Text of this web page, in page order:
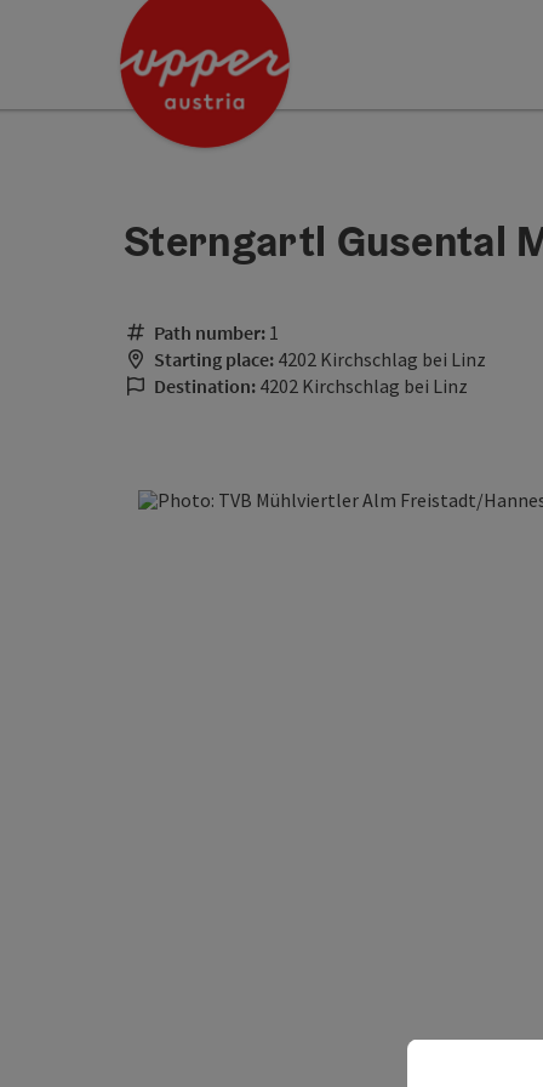
Accesskey
Accesskey
Sterngartl Gusental
Path number: 1
Starting place: 4202 Kirchschlag bei Linz
Destination: 4202 Kirchschlag bei Linz